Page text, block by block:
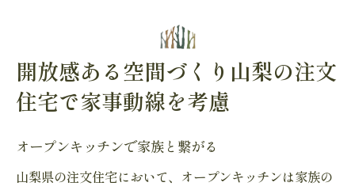
開放感ある空間づくり山梨の注文
住宅で家事動線を考慮
オープンキッチンで家族と繋がる
山梨県の注文住宅において、オープンキッチンは家族の